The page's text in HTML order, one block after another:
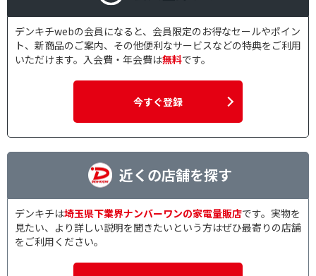
デンキチwebの会員になると、会員限定のお得なセールやポイン
ト、新商品のご案内、その他便利なサービスなどの特典をご利用
いただけます。入会費・年会費は無料です。
今すぐ登録
近くの店舗を探す
デンキチは埼玉県下業界ナンバーワンの家電量販店です。実物を
見たい、より詳しい説明を聞きたいという方はぜひ最寄りの店舗
をご利用ください。